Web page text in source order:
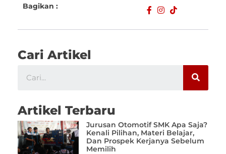
Bagikan :
Cari Artikel
Artikel Terbaru
Jurusan Otomotif SMK Apa Saja?
Kenali Pilihan, Materi Belajar,
Dan Prospek Kerjanya Sebelum
Memilih